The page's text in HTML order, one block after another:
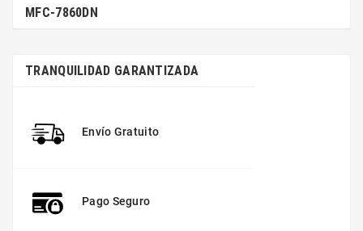
MFC-7860DN
TRANQUILIDAD GARANTIZADA
Envío Gratuito
Pago Seguro